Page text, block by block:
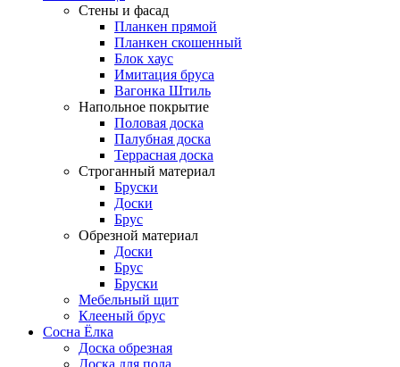
Стены и фасад
Планкен прямой
Планкен скошенный
Блок хаус
Имитация бруса
Вагонка Штиль
Напольное покрытие
Половая доска
Палубная доска
Террасная доска
Строганный материал
Бруски
Доски
Брус
Обрезной материал
Доски
Брус
Бруски
Мебельный щит
Клееный брус
Сосна Ёлка
Доска обрезная
Доска для пола